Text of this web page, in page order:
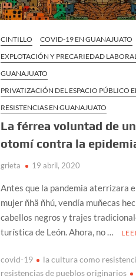
CINTILLO
COVID-19 EN GUANAJUATO
EXPLOTACIÓN Y PRECARIEDAD
GUANAJUATO
PRIVATIZACIÓN DEL ESPACIO PÚBLICO
RESISTENCIAS EN GUANAJUATO
La férrea voluntad de
otomí contra la
grieta 19 abril, 2020
Antes que la pandemia aterrizara
mujer ñhä ñhú, vendía muñecas
cabellos negros y trajes
turística de León. Ahora, no …
covid-19 la cultura como
resistencias de pueblos originarios